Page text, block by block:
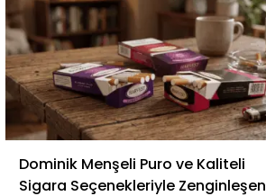
Dominik Menşeli Puro ve Kaliteli
Sigara Seçenekleriyle Zenginleşen
Adana
Adıyaman